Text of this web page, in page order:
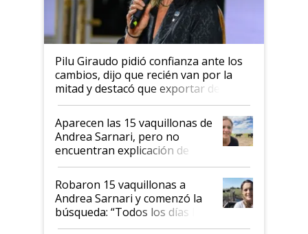
Pilu Giraudo pidió confianza ante los
cambios, dijo que recién van por la
mitad y destacó que exportar dejó de
ser "para unos pocos": "Tenemos un
mandato muy claro del gobierno
nacional"
Aparecen las 15 vaquillonas de
Andrea Sarnari, pero no
encuentran explicación de
cómo llegaron allí
Robaron 15 vaquillonas a
Andrea Sarnari y comenzó la
búsqueda: “Todos los días le
toca a algún productor”